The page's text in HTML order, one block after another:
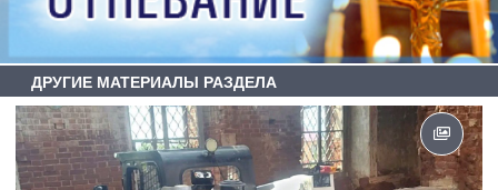
ДРУГИЕ МАТЕРИАЛЫ РАЗДЕЛА